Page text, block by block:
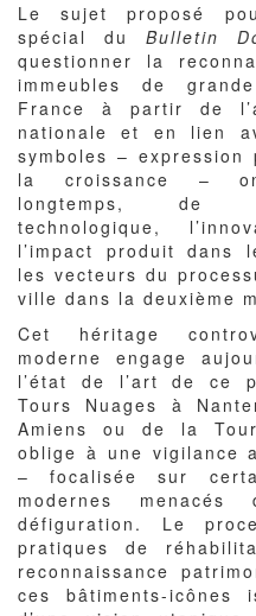
Le sujet proposé
spécial du Bulletin
questionner la
immeubles de
France à partir de
nationale et en lien
symboles –
la croissance –
longtemps, de
technologique,
l’impact produit dans
les vecteurs du
ville dans la deuxième
Cet héritage
moderne engage
l’état de l’art de ce
Tours Nuages à
Amiens ou de la
oblige à une vigilance
– focalisée sur
modernes
défiguration. Le
pratiques de
reconnaissance
ces bâtiments-icônes